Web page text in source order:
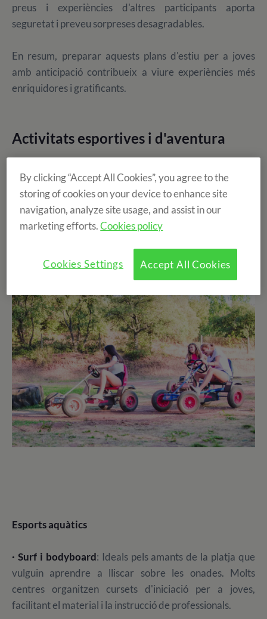
preus i experiències d'altres participants aporta
seguretat i preveu sorpreses desagradables.
En resum, preparar aquests plans d'estiu per a joves
amb anticipació contribueix a viure experiències més
enriquidores i gratificants.
Activitats esportives i d'aventura
Per aquells nens i nenes plenes d'energia, l'esport i
l'adrenalina poden convertir-se en l'eix dels seus plans
d'estiu. L'objectiu és combinarl'exercici físic
l'emoció de descobrir nous llocs i
Esports aquàtics
· Surf i bodyboard: Ideals pels amants de la platja que
vulguin aprendre a lliscar sobre les onades. Molts
centres organitzen cursets d'iniciació per a joves,
facilitant el material i la instrucció de professionals.
By clicking “Accept All Cookies”, you agree to the
storing of cookies on your device to enhance site
navigation, analyze site usage, and assist in our
marketing efforts.Cookies policy
Accept All Cookies
Cookies Settings